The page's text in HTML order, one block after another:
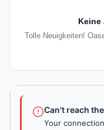
Keine
Tolle Neuigkeiten!
Can't reach
Your